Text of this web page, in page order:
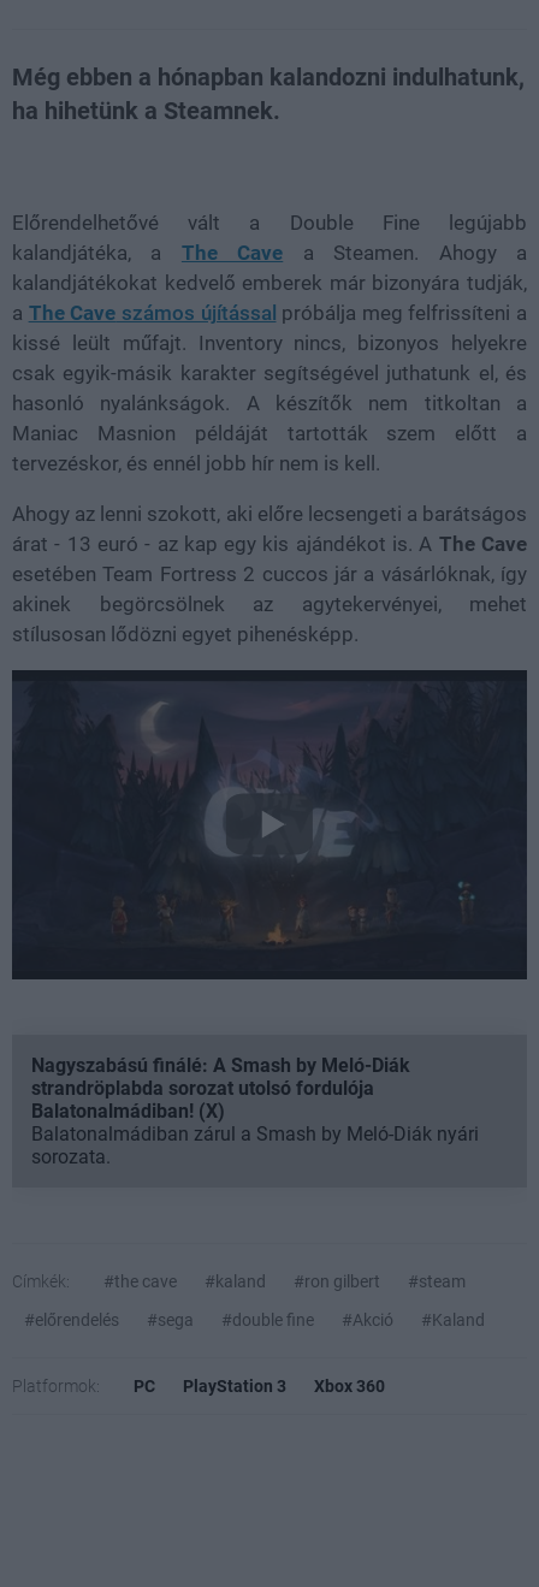
Még ebben a hónapban kalandozni indulhatunk,
ha hihetünk a Steamnek.
Előrendelhetővé vált a Double Fine legújabb
kalandjátéka, a The Cave a Steamen. Ahogy a
kalandjátékokat kedvelő emberek már bizonyára tudják,
a The Cave számos újítással próbálja meg felfrissíteni a
kissé leült műfajt. Inventory nincs, bizonyos helyekre
csak egyik-másik karakter segítségével juthatunk el, és
hasonló nyalánkságok. A készítők nem titkoltan a
Maniac Masnion példáját tartották szem előtt a
tervezéskor, és ennél jobb hír nem is kell.
Ahogy az lenni szokott, aki előre lecsengeti a barátságos
árat - 13 euró - az kap egy kis ajándékot is. A The Cave
esetében Team Fortress 2 cuccos jár a vásárlóknak, így
akinek begörcsölnek az agytekervényei, mehet
stílusosan lődözni egyet pihenésképp.
Nagyszabású finálé: A Smash by Meló-Diák
strandröplabda sorozat utolsó fordulója
Balatonalmádiban! (X)
Balatonalmádiban zárul a Smash by Meló-Diák nyári
sorozata.
Címkék: #the cave #kaland #ron gilbert
#steam
#előrendelés
#sega #double fine #Akció #Kaland
Platformok: PC PlayStation 3 Xbox 360